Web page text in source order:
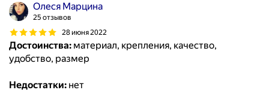
Олеся Марцина
25 отзывов
28 июня 2022
Достоинства: материал, крепления, качество,
удобство, размер
Недостатки: нет